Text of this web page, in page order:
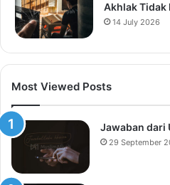
Akhlak Tidak
14 July 2026
Most Viewed Posts
Jawaban dari
29 September